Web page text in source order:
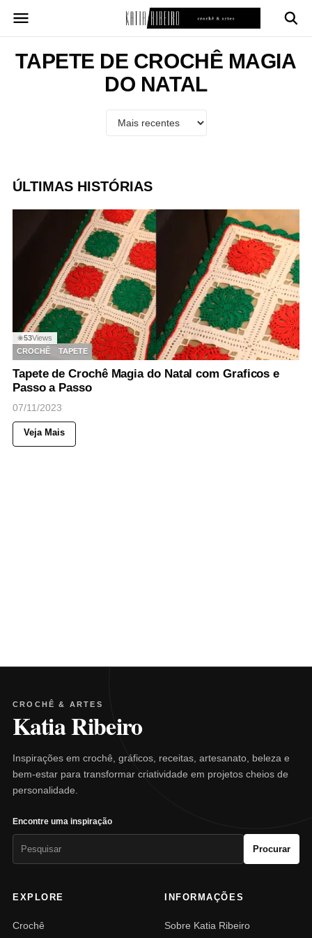
para
conteúdo
TAPETE DE CROCHÊ MAGIA
DO NATAL
ÚLTIMAS HISTÓRIAS
◉53Views
CROCHÊ
TAPETE
Tapete de Crochê Magia do Natal com Graficos e
Passo a Passo
07/11/2023
Veja Mais
CROCHÊ & ARTES
Katia Ribeiro
Inspirações em crochê, gráficos, receitas, artesanato, beleza e
bem-estar para transformar criatividade em projetos cheios de
personalidade.
Encontre uma inspiração
Procurar
EXPLORE
Crochê
INFORMAÇÕES
Sobre Katia Ribeiro